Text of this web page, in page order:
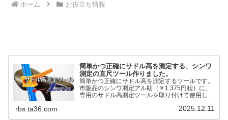
ホーム お役立ち情報
簡単かつ正確にサドル高を測定する、シンワ
測定の直尺ツール作りました。
簡単かつ正確にサドル高を測定するツールです。
市販品のシンワ測定アル助（￥1,375円程）に、
専用のサドル高測定ツールを取り付けて使用しま
るようになりました。シンワ測定(Shinwa
rbs.ta36.com 2025.12.11